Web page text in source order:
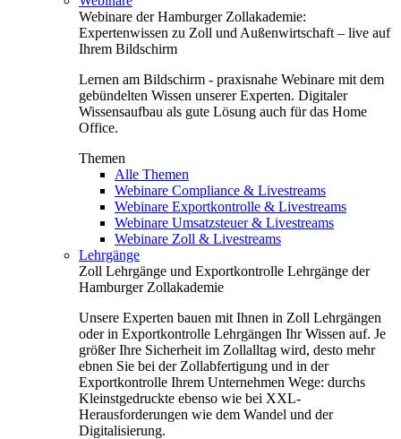
Webinare der Hamburger Zollakademie:
Expertenwissen zu Zoll und Außenwirtschaft – live auf
Ihrem Bildschirm
Lernen am Bildschirm - praxisnahe Webinare mit dem
gebündelten Wissen unserer Experten. Digitaler
Wissensaufbau als gute Lösung auch für das Home
Office.
Themen
Alle Themen
Webinare Compliance & Livestreams
Webinare Exportkontrolle & Livestreams
Webinare Umsatzsteuer & Livestreams
Webinare Zoll & Livestreams
Lehrgänge
Zoll Lehrgänge und Exportkontrolle Lehrgänge der
Hamburger Zollakademie
Unsere Experten bauen mit Ihnen in Zoll Lehrgängen
oder in Exportkontrolle Lehrgängen Ihr Wissen auf. Je
größer Ihre Sicherheit im Zollalltag wird, desto mehr
ebnen Sie bei der Zollabfertigung und in der
Exportkontrolle Ihrem Unternehmen Wege: durchs
Kleinstgedruckte ebenso wie bei XXL-
Herausforderungen wie dem Wandel und der
Digitalisierung.